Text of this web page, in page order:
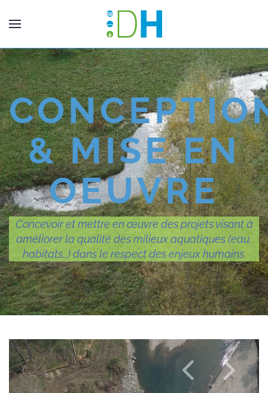
& MISE EN
OEUVRE
Concevoir et mettre en œuvre des projets visant à
améliorer la qualité des milieux aquatiques (eau,
habitats…) dans le respect des enjeux humains.